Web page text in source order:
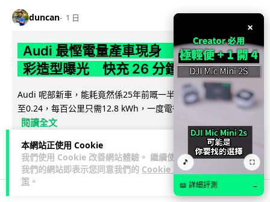
本網站正使用 Cookie
我們使用 Cookie 改善網站體驗。 繼續使用
我們的網站即表示您同意我們的 Cookie 政
策 。
duncan 1 日
Audi 最慳電量產車現身 A2 e-tron 迷
彩造型曝光 快充 26 分鐘充滿 8 成電
Audi 呢部新車，能耗竟然係25年前嘅一半。 A2 e-tron 風阻低
至0.24，每百公里只需12.8 kWh，一度電行到7.8公里。6...
閱讀全文
7 1↗ 分享
×
🎵 ⛶
📖 詳細評測 →